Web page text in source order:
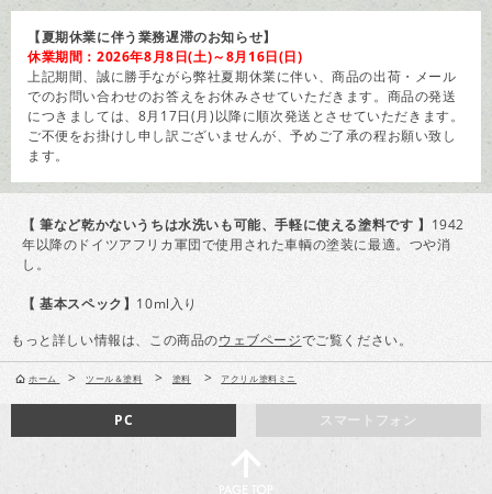
【夏期休業に伴う業務遅滞のお知らせ】
休業期間：2026年8月8日(土)～8月16日(日)
上記期間、誠に勝手ながら弊社夏期休業に伴い、商品の出荷・メール
でのお問い合わせのお答えをお休みさせていただきます。商品の発送
につきましては、8月17日(月)以降に順次発送とさせていただきます。
ご不便をお掛けし申し訳ございませんが、予めご了承の程お願い致し
ます。
【 筆など乾かないうちは水洗いも可能、手軽に使える塗料です 】 1942
年以降のドイツアフリカ軍団で使用された車輌の塗装に最適。つや消
し。
【 基本スペック】 10ml入り
もっと詳しい情報は、この商品のウェブページでご覧ください。
ホーム > ツール＆塗料 > 塗料 > アクリル塗料ミニ
スマートフォン
PC